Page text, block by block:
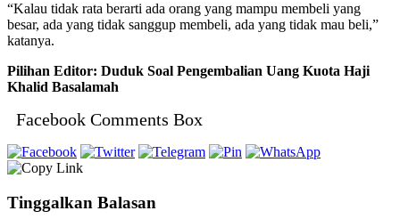
“Kalau tidak rata berarti ada orang yang mampu membeli yang
besar, ada yang tidak sanggup membeli, ada yang tidak mau beli,”
katanya.
Pilihan Editor: Duduk Soal Pengembalian Uang Kuota Haji
Khalid Basalamah
Facebook Comments Box
Tinggalkan Balasan